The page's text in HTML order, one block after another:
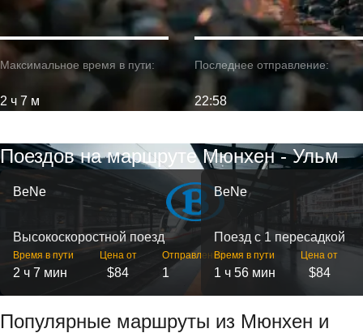
Максимальное время в пути:
2 ч 7 м
Последнее отправление:
22:58
Поездов на маршруте Мюнхен - Ульм
BeNe
Высокоскоростной поезд
Время в пути
2 ч 7 мин
Цена от
$84
Отправлений
1
BeNe
Поезд с 1 пересадкой
Время в пути
1 ч 56 мин
Цена от
$84
Популярные маршруты из Мюнхен и